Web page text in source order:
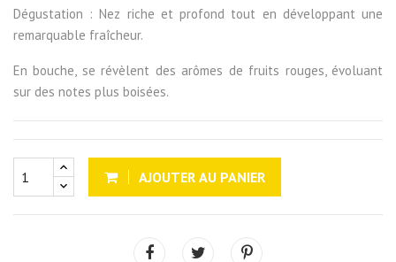
Dégustation : Nez riche et profond tout en développant une
remarquable fraîcheur.
En bouche, se révèlent des arômes de fruits rouges, évoluant
sur des notes plus boisées.
AJOUTER AU PANIER